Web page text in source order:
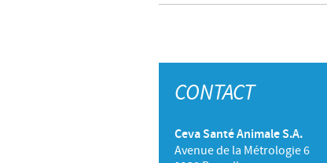
CONTACT
Ceva Santé Animale S.A.
Avenue de la Métrologie 6